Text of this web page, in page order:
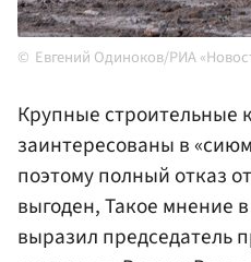
Евгений Одиноков/РИА
Крупные строительные
заинтересованы в
поэтому полный отказ
выгоден, Такое мнение в
выразил председатель